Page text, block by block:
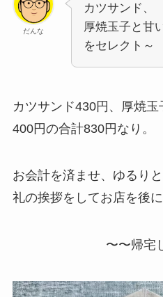
だんな
カツサンド、
厚焼玉子と甘
をセレクト～
カツサンド430円、厚焼
400円の合計830円なり。
お会計を済ませ、ゆるり
礼の挨拶をしてお店を後に
〜〜帰宅